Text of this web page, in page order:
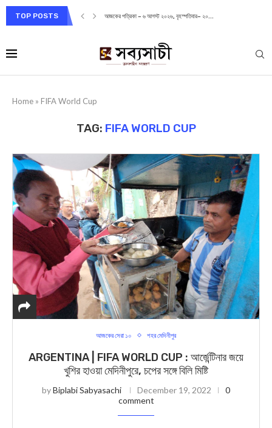
TOP POSTS আজকের পত্রিকা – ৬ আগস্ট ২০২৬, বৃহস্পতিবার– ২০...
Home » FIFA World Cup
TAG: FIFA WORLD CUP
আজকের সেরা ১০ শহর মেদিনীপুর
ARGENTINA | FIFA WORLD CUP : আর্জেন্টিনার জয়ে
খুশির হাওয়া মেদিনীপুরে, চপের সঙ্গে বিলি মিষ্টি
byBiplabi Sabyasachi December 19, 2022
0
comment